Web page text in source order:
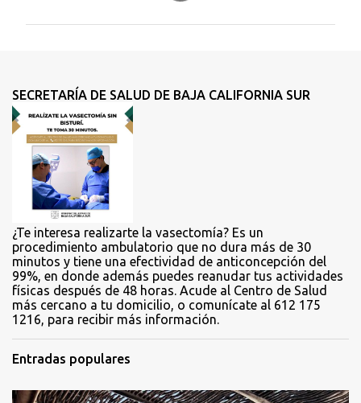
t
a
r
o
SECRETARÍA DE SALUD DE BAJA CALIFORNIA SUR
¿Te interesa realizarte la vasectomía? Es un
procedimiento ambulatorio que no dura más de 30
minutos y tiene una efectividad de anticoncepción del
99%, en donde además puedes reanudar tus actividades
físicas después de 48 horas. Acude al Centro de Salud
más cercano a tu domicilio, o comunícate al 612 175
1216, para recibir más información.
Entradas populares